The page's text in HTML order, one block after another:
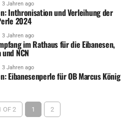
3 Jahren ago
Inthronisation und Verleihung der
2024
3 Jahren ago
im Rathaus für die Eibanesen,
NCN
3 Jahren ago
Eibanesenperle für OB Marcus König
OF 2 1 2